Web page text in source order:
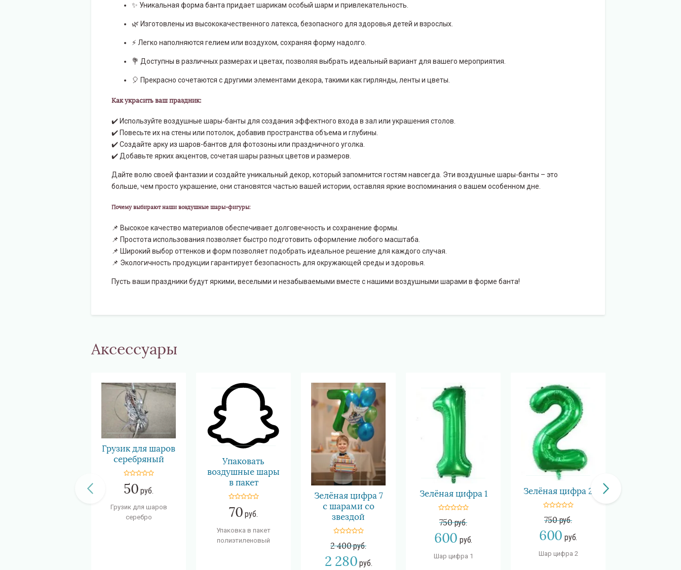
✨ Уникальная форма банта придает шарикам особый шарм и привлекательность.
🌿 Изготовлены из высококачественного латекса, безопасного для здоровья детей и взрослых.
⚡️ Легко наполняются гелием или воздухом, сохраняя форму надолго.
💐 Доступны в различных размерах и цветах, позволяя выбрать идеальный вариант для вашего мероприятия.
🎈 Прекрасно сочетаются с другими элементами декора, такими как гирлянды, ленты и цветы.
Как украсить ваш праздник:
✔️ Используйте воздушные шары-банты для создания эффектного входа в зал или украшения столов.
✔️ Повесьте их на стены или потолок, добавив пространства объема и глубины.
✔️ Создайте арку из шаров-бантов для фотозоны или праздничного уголка.
✔️ Добавьте ярких акцентов, сочетая шары разных цветов и размеров.
Дайте волю своей фантазии и создайте уникальный декор, который запомнится гостям навсегда. Эти воздушные шары-банты – это
больше, чем просто украшение, они становятся частью вашей истории, оставляя яркие воспоминания о вашем особенном дне.
Почему выбирают наши воздушные шары-фигуры:
📌 Высокое качество материалов обеспечивает долговечность и сохранение формы.
📌 Простота использования позволяет быстро подготовить оформление любого масштаба.
📌 Широкий выбор оттенков и форм позволяет подобрать идеальное решение для каждого случая.
📌 Экологичность продукции гарантирует безопасность для окружающей среды и здоровья.
Пусть ваши праздники будут яркими, веселыми и незабываемыми вместе с нашими воздушными шарами в форме банта!
Аксессуары
Грузик для шаров
серебряный
50 руб.
Грузик для шаров
серебро
Упаковать
воздушные шары
в пакет
70 руб.
Упаковка в пакет
полиэтиленовый
Зелёная цифра 7
с шарами со
звездой
2 280 руб.
2 400руб.
Зелёная цифра 1
600 руб.
750руб.
Шар цифра 1
Зелёная цифра 2
600 руб.
750руб.
Шар цифра 2